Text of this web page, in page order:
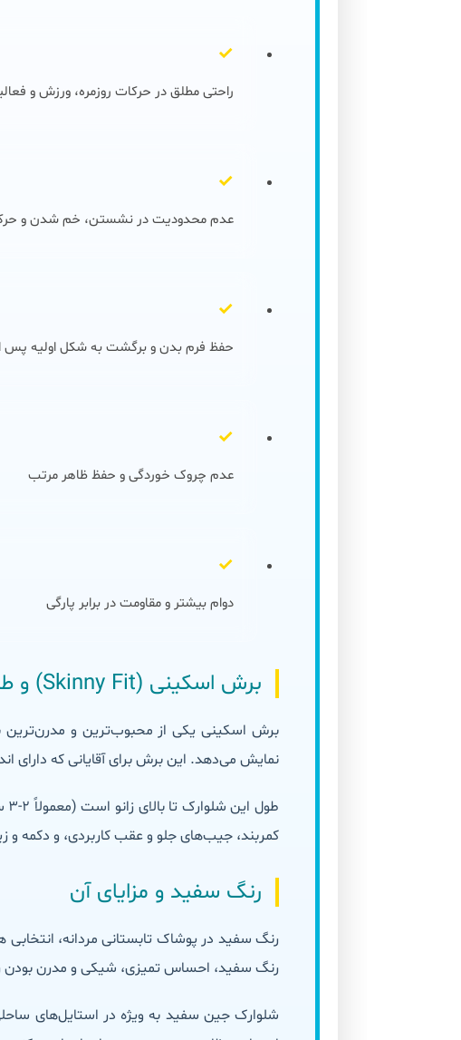
✓
راحتی مطلق در حرکات روزمره، ورزش و
✓
عدم محدودیت در نشستن، خم شدن و
✓
حفظ فرم بدن و برگشت به شکل اولیه
✓
عدم چروک خوردگی و حفظ ظاهر مرتب
✓
دوام بیشتر و مقاومت در برابر پارگی
برش اسکینی (Skinny Fit) و طراحی محصول
برش اسکینی یکی از محبوب‌ترین و
نمایش می‌دهد. این برش برای آقایانی که
کمربند، جیب‌های جلو و عقب کاربردی، و دکمه
رنگ سفید و مزایای آن
رنگ سفید در پوشاک تابستانی مردانه،
رنگ سفید، احساس تمیزی، شیکی و مدرن بودن
شلوارک جین سفید به ویژه در استایل‌های